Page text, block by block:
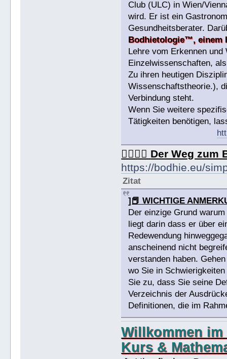
Club (ULC) in Wien/
wird. Er ist ein
Gesundheitsberater.
Bodhietologie™, einem
Lehre vom Erkennen
Einzelwissenschaften,
Zu ihren heutigen
Wissenschaftstheorie.),
Verbindung steht.
Wenn Sie weitere
Tätigkeiten benötigen,
🏳️‍🌈🏳️‍🌈 Der Weg zum
https://bodhie.eu/
Zitat
]📕 WICHTIGE
Der einzige Grund
liegt darin dass er über
Redewendung
anscheinend nicht
verstanden haben.
wo Sie in
Sie zu, dass Sie seine
Verzeichnis der
Definitionen, die im
Willkommen
Kurs &